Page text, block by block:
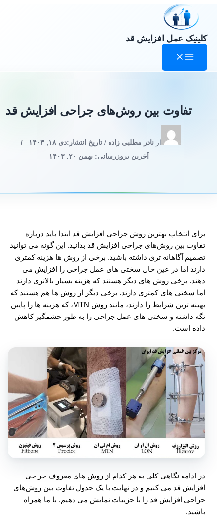
محتواکلینیک عمل افزایش قد
تفاوت بین روش‌های جراحی افزایش قد
از نادر مطلبی زاده/تاریخ انتشار: دی ۱۸, ۱۴۰۳
آخرین بروزرسانی: بهمن ۲۰, ۱۴۰۳
برای انتخاب بهترین روش جراحی افزایش قد ابتدا باید درباره
تفاوت بین روش‌های جراحی افزایش قد بدانید. این گونه می توانید
تصمیم آگاهانه تری داشته باشید. برخی از روش ها هزینه کمتری
دارند اما در عین حال سختی های عمل جراحی را افزایش می
دهند. برخی روش های دیگر هستند که هزینه بسیار بالاتری دارند
اما سختی های کمتری دارند. برخی دیگر از روش ها هم هستند که
بهینه ترین شرایط را دارند، مانند روش MTN، که هزینه ها را پایین
نگه داشته و سختی های عمل جراحی را به طور چشمگیر کاهش
داده است.
در ادامه نگاهی کلی به هر کدام از روش های معروف جراحی
افزایش قد می کنیم و در نهایت با یک جدول تفاوت بین روش‌های
جراحی افزایش قد را با جزییات نمایش می دهیم. با ما همراه
باشید.